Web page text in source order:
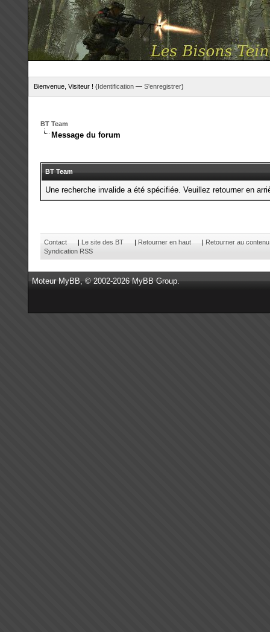
Bienvenue, Visiteur ! (Identification— S'enregistrer)
BT Team
Message du forum
BT Team
Une recherche invalide a été spécifiée. Veuillez retourner en
Contact | Le site des BT | Retourner en haut | Retourner au contenu
Syndication RSS
MoteurMyBB, © 2002-2026MyBB Group.